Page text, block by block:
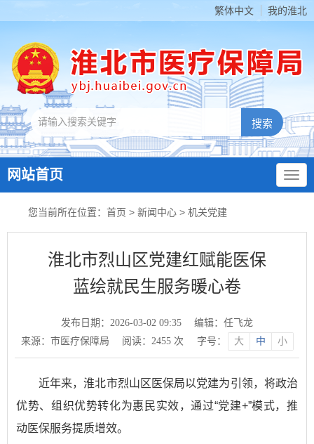
繁体中文 我的淮北
网站首页
您当前所在位置： 首页 > 新闻中心 > 机关党建
淮北市烈山区党建红赋能医保
蓝绘就民生服务暖心卷
发布日期：2026-03-02 09:35
编辑：任飞龙
来源：市医疗保障局
阅读： 2455次 字号： 大 中 小
近年来，淮北市烈山区医保局以党建为引领，将政治
优势、组织优势转化为惠民实效，通过“党建+”模式，推
动医保服务提质增效。